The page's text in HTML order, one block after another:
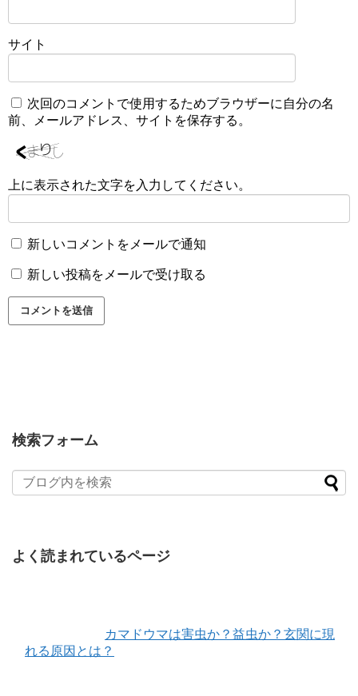
サイト
次回のコメントで使用するためブラウザーに自分の名
前、メールアドレス、サイトを保存する。
上に表示された文字を入力してください。
新しいコメントをメールで通知
新しい投稿をメールで受け取る
検索フォーム
よく読まれているページ
カマドウマは害虫か？益虫か？玄関に現
れる原因とは？